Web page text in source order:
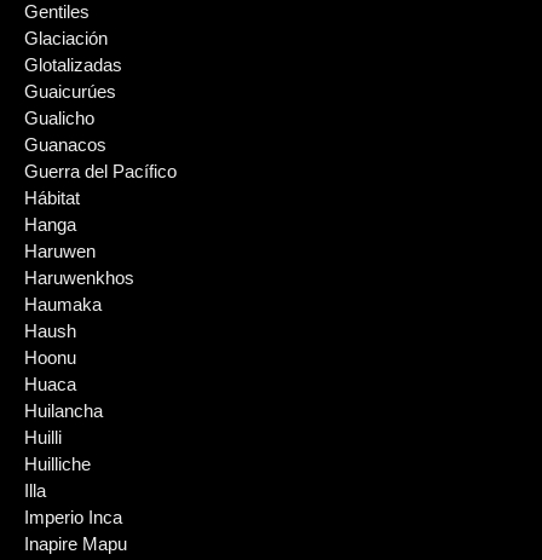
Gentiles
Glaciación
Glotalizadas
Guaicurúes
Gualicho
Guanacos
Guerra del Pacífico
Hábitat
Hanga
Haruwen
Haruwenkhos
Haumaka
Haush
Hoonu
Huaca
Huilancha
Huilli
Huilliche
Illa
Imperio Inca
Inapire Mapu